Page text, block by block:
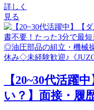
詳しく
見る
【20~30代活躍
い？】面接・履